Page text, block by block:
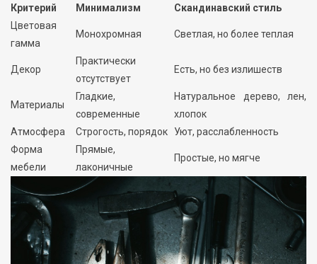
Критерий Минимализм
Скандинавский стиль
Цветовая
гамма
Монохромная Светлая, но более теплая
Декор
Практически
отсутствует
Есть, но без излишеств
Материалы
Гладкие,
современные
Натуральное дерево, лен,
хлопок
Атмосфера
Строгость, порядок
Уют, расслабленность
Форма
мебели
Прямые,
лаконичные
Простые, но мягче